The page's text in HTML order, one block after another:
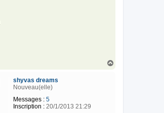
shyvas dreams
Nouveau(elle)
Messages : 5
Inscription : 20/1/2013 21:29